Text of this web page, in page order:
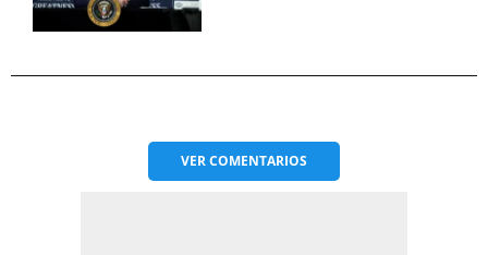
VERCOMENTARIOS